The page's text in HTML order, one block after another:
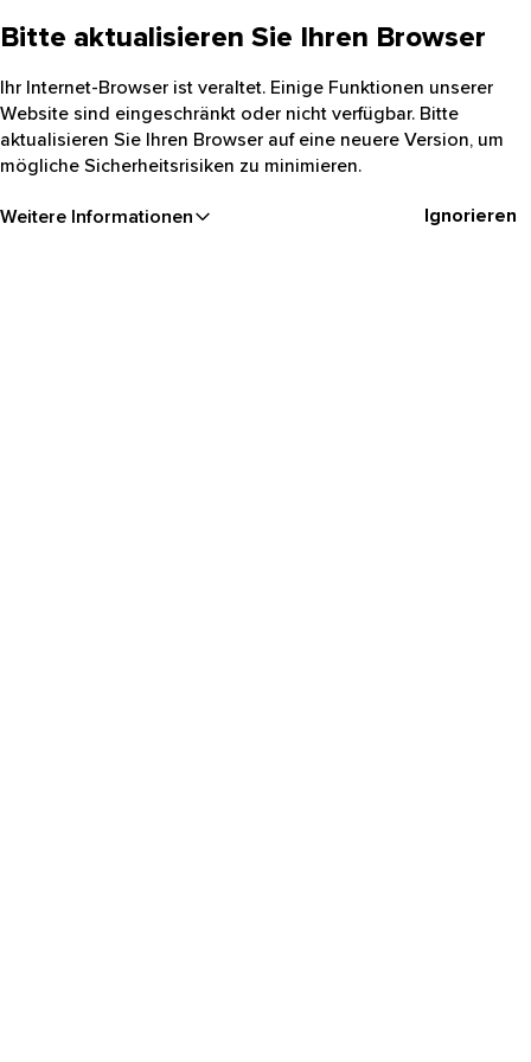
Bitte aktualisieren Sie Ihren Browser
Ihr Internet-Browser ist veraltet. Einige Funktionen unserer
Website sind eingeschränkt oder nicht verfügbar. Bitte
aktualisieren Sie Ihren Browser auf eine neuere Version, um
mögliche Sicherheitsrisiken zu minimieren.
Weitere Informationen Ignorieren